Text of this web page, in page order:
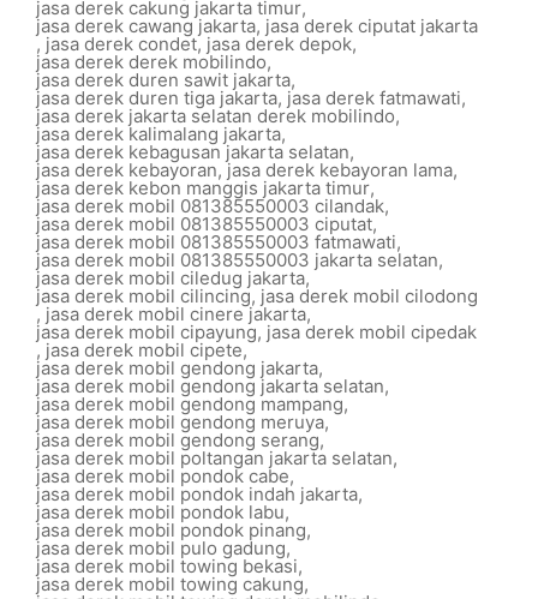
jasa derek cakung jakarta timur,
jasa derek cawang jakarta, jasa derek ciputat jakarta
, jasa derek condet, jasa derek depok,
jasa derek derek mobilindo,
jasa derek duren sawit jakarta,
jasa derek duren tiga jakarta, jasa derek fatmawati,
jasa derek jakarta selatan derek mobilindo,
jasa derek kalimalang jakarta,
jasa derek kebagusan jakarta selatan,
jasa derek kebayoran,jasa derek kebayoran lama,
jasa derek kebon manggis jakarta timur,
jasa derek mobil 081385550003 cilandak,
jasa derek mobil 081385550003 ciputat,
jasa derek mobil 081385550003 fatmawati,
jasa derek mobil 081385550003 jakarta selatan,
jasa derek mobil ciledug jakarta,
jasa derek mobil cilincing, jasa derek mobil cilodong
, jasa derek mobil cinere jakarta,
jasa derek mobil cipayung, jasa derek mobil cipedak
, jasa derek mobil cipete,
jasa derek mobil gendong jakarta,
jasa derek mobil gendong jakarta selatan,
jasa derek mobil gendong mampang,
jasa derek mobil gendong meruya,
jasa derek mobil gendong serang,
jasa derek mobil poltangan jakarta selatan,
jasa derek mobil pondok cabe,
jasa derek mobil pondok indah jakarta,
jasa derek mobil pondok labu,
jasa derek mobil pondok pinang,
jasa derek mobil pulo gadung,
jasa derek mobil towing bekasi,
jasa derek mobil towing cakung,